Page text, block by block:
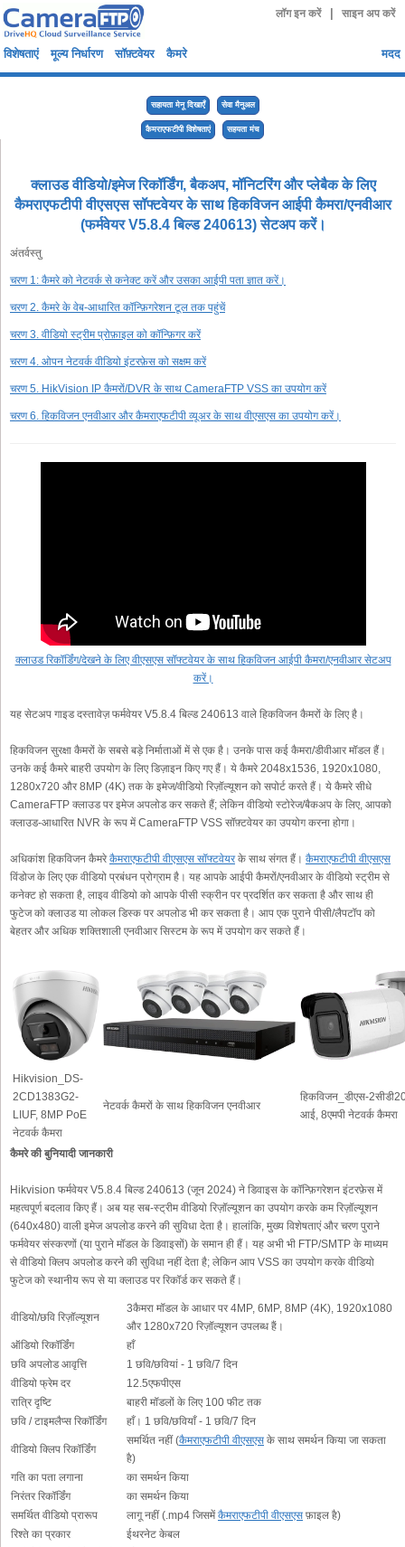
लॉग इन करें साइन अप करें
विशेषताएं मूल्य निर्धारण सॉफ़्टवेयर कैमरे मदद
सहायता मेनू दिखाएँ सेवा मैनुअल
कैमराएफटीपी विशेषताएं सहयता मंच
क्लाउड वीडियो/इमेज रिकॉर्डिंग, बैकअप, मॉनिटरिंग और प्लेबैक के लिए
कैमराएफटीपी वीएसएस सॉफ्टवेयर के साथ हिकविजन आईपी कैमरा/एनवीआर
(फर्मवेयर V5.8.4 बिल्ड 240613) सेटअप करें।
अंतर्वस्तु
चरण 1: कैमरे को नेटवर्क से कनेक्ट करें और उसका आईपी पता ज्ञात करें।
चरण 2. कैमरे के वेब-आधारित कॉन्फ़िगरेशन टूल तक पहुंचें
चरण 3. वीडियो स्ट्रीम प्रोफ़ाइल को कॉन्फ़िगर करें
चरण 4. ओपन नेटवर्क वीडियो इंटरफ़ेस को सक्षम करें
चरण 5. HikVision IP कैमरों/DVR के साथ CameraFTP VSS का उपयोग करें
चरण 6. हिकविजन एनवीआर और कैमराएफटीपी व्यूअर के साथ वीएसएस का उपयोग करें।
क्लाउड रिकॉर्डिंग/देखने के लिए वीएसएस सॉफ्टवेयर के साथ हिकविजन आईपी कैमरा/एनवीआर सेटअप
करें।
यह सेटअप गाइड दस्तावेज़ फर्मवेयर V5.8.4 बिल्ड 240613 वाले हिकविजन कैमरों के लिए है।
हिकविजन सुरक्षा कैमरों के सबसे बड़े निर्माताओं में से एक है। उनके पास कई कैमरा/डीवीआर मॉडल हैं।
उनके कई कैमरे बाहरी उपयोग के लिए डिज़ाइन किए गए हैं। ये कैमरे 2048x1536, 1920x1080,
1280x720 और 8MP (4K) तक के इमेज/वीडियो रिज़ॉल्यूशन को सपोर्ट करते हैं। ये कैमरे सीधे
CameraFTP क्लाउड पर इमेज अपलोड कर सकते हैं; लेकिन वीडियो स्टोरेज/बैकअप के लिए, आपको
क्लाउड-आधारित NVR के रूप में CameraFTP VSS सॉफ़्टवेयर का उपयोग करना होगा।
अधिकांश हिकविजन कैमरेकैमराएफटीपी वीएसएस सॉफ्टवेयरके साथ संगत हैं। कैमराएफटीपी वीएसएस
विंडोज के लिए एक वीडियो प्रबंधन प्रोग्राम है। यह आपके आईपी कैमरों/एनवीआर के वीडियो स्ट्रीम से
कनेक्ट हो सकता है, लाइव वीडियो को आपके पीसी स्क्रीन पर प्रदर्शित कर सकता है और साथ ही
फुटेज को क्लाउड या लोकल डिस्क पर अपलोड भी कर सकता है। आप एक पुराने पीसी/लैपटॉप को
बेहतर और अधिक शक्तिशाली एनवीआर सिस्टम के रूप में उपयोग कर सकते हैं।
Hikvision_DS-
2CD1383G2-
LIUF, 8MP PoE
नेटवर्क कैमरा
नेटवर्क कैमरों के साथ हिकविजन एनवीआर
हिकविजन_डीएस-
आई, 8एमपी नेटवर्क कैमरा
कैमरे की बुनियादी जानकारी
Hikvision फर्मवेयर V5.8.4 बिल्ड 240613 (जून 2024) ने डिवाइस के कॉन्फ़िगरेशन इंटरफ़ेस में
महत्वपूर्ण बदलाव किए हैं। अब यह सब-स्ट्रीम वीडियो रिज़ॉल्यूशन का उपयोग करके कम रिज़ॉल्यूशन
(640x480) वाली इमेज अपलोड करने की सुविधा देता है। हालांकि, मुख्य विशेषताएं और चरण पुराने
फर्मवेयर संस्करणों (या पुराने मॉडल के डिवाइसों) के समान ही हैं। यह अभी भी FTP/SMTP के माध्यम
से वीडियो क्लिप अपलोड करने की सुविधा नहीं देता है; लेकिन आप VSS का उपयोग करके वीडियो
फुटेज को स्थानीय रूप से या क्लाउड पर रिकॉर्ड कर सकते हैं।
वीडियो/छवि रिज़ॉल्यूशन
3कैमरा मॉडल के आधार पर 4MP, 6MP, 8MP (4K), 1920x1080
और 1280x720 रिज़ॉल्यूशन उपलब्ध हैं।
ऑडियो रिकॉर्डिंग
हाँ
छवि अपलोड आवृत्ति
1 छवि/छवियां - 1 छवि/7 दिन
वीडियो फ्रेम दर
12.5एफपीएस
रात्रि दृष्टि
बाहरी मॉडलों के लिए 100 फीट तक
छवि / टाइमलैप्स रिकॉर्डिंग
हाँ। 1 छवि/छवियाँ - 1 छवि/7 दिन
वीडियो क्लिप रिकॉर्डिंग
समर्थित नहीं (कैमराएफटीपी वीएसएस के साथ समर्थन किया जा सकता
है)
गति का पता लगाना
का समर्थन किया
निरंतर रिकॉर्डिंग
का समर्थन किया
समर्थित वीडियो प्रारूप
लागू नहीं (.mp4 जिसमेंकैमराएफटीपी वीएसएस फ़ाइल है)
रिश्ते का प्रकार
ईथरनेट केबल